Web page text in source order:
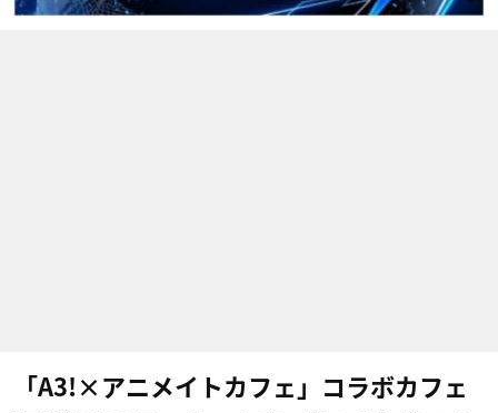
「A3!×アニメイトカフェ」コラボカフェ